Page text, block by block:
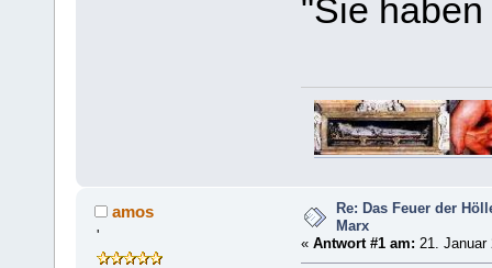
"Sie
amos
'
Re: Das Feuer der
Marx
« Antwort #1 am: 21. Januar